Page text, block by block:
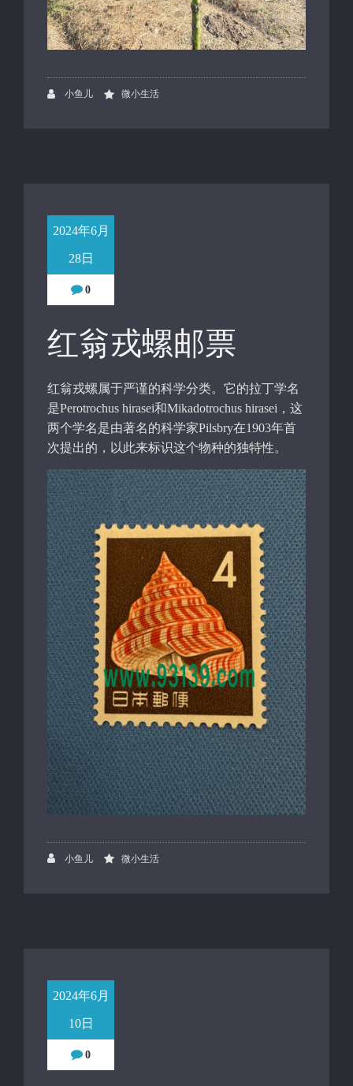
小鱼儿 微小生活
2024年6月
28日
0
红翁戎螺邮票
红翁戎螺属于严谨的科学分类。它的拉丁学名
是Perotrochus hirasei和Mikadotrochus hirasei，这
两个学名是由著名的科学家Pilsbry在1903年首
次提出的，以此来标识这个物种的独特性。
小鱼儿 微小生活
2024年6月
10日
0